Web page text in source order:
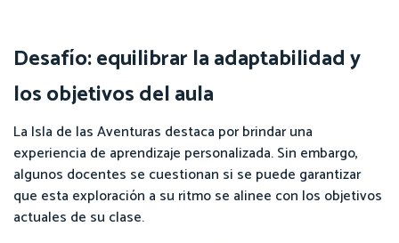
Desafío: equilibrar la adaptabilidad y
los objetivos del aula
La Isla de las Aventuras destaca por brindar una
experiencia de aprendizaje personalizada. Sin embargo,
algunos docentes se cuestionan si se puede garantizar
que esta exploración a su ritmo se alinee con los objetivos
actuales de su clase.